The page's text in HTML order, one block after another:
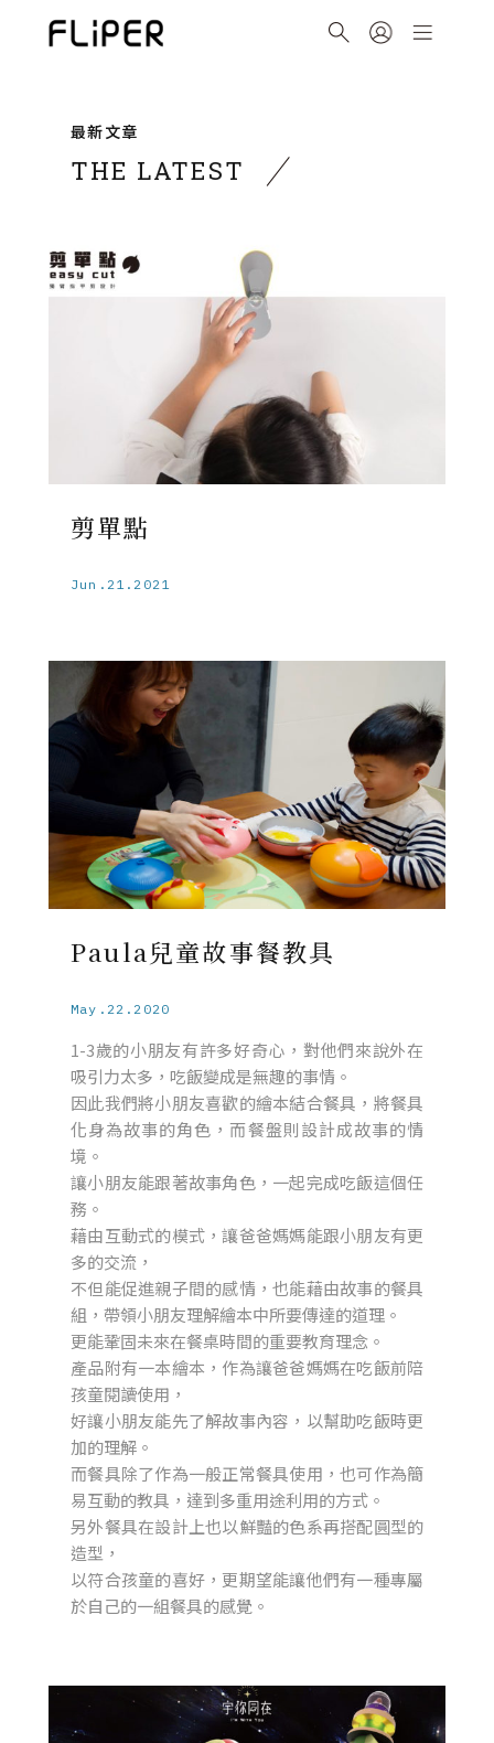
最新文章
THE LATEST
剪單點
Jun.21.2021
Paula兒童故事餐教具
May.22.2020
1-3歲的小朋友有許多好奇心，對他們來說外在
吸引力太多，吃飯變成是無趣的事情。
因此我們將小朋友喜歡的繪本結合餐具，將餐具
化身為故事的角色，而餐盤則設計成故事的情
境。
讓小朋友能跟著故事角色，一起完成吃飯這個任
務。
藉由互動式的模式，讓爸爸媽媽能跟小朋友有更
多的交流，
不但能促進親子間的感情，也能藉由故事的餐具
組，帶領小朋友理解繪本中所要傳達的道理。
更能鞏固未來在餐桌時間的重要教育理念。
產品附有一本繪本，作為讓爸爸媽媽在吃飯前陪
孩童閱讀使用，
好讓小朋友能先了解故事內容，以幫助吃飯時更
加的理解。
而餐具除了作為一般正常餐具使用，也可作為簡
易互動的教具，達到多重用途利用的方式。
另外餐具在設計上也以鮮豔的色系再搭配圓型的
造型，
以符合孩童的喜好，更期望能讓他們有一種專屬
於自己的一組餐具的感覺。